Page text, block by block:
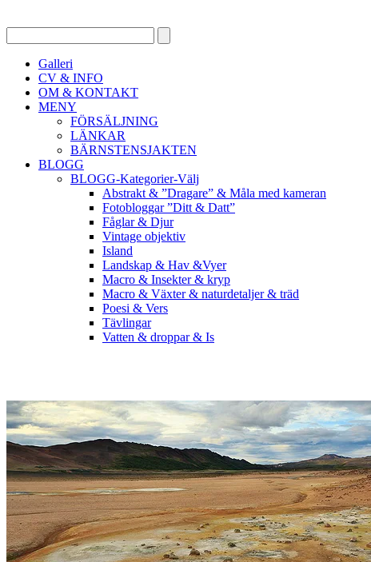
Galleri
CV & INFO
OM & KONTAKT
MENY
FÖRSÄLJNING
LÄNKAR
BÄRNSTENSJAKTEN
BLOGG
BLOGG-Kategorier-Välj
Abstrakt & ”Dragare” & Måla med kameran
Fotobloggar ”Ditt & Datt”
Fåglar & Djur
Vintage objektiv
Island
Landskap & Hav &Vyer
Macro & Insekter & kryp
Macro & Växter & naturdetaljer & träd
Poesi & Vers
Tävlingar
Vatten & droppar & Is